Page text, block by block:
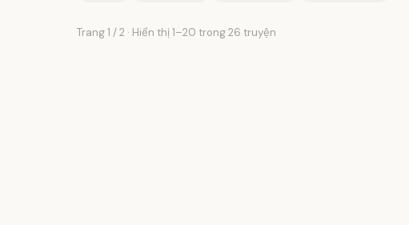
Trang 1 / 2 · Hiển thị 1–20 trong 26 truyện